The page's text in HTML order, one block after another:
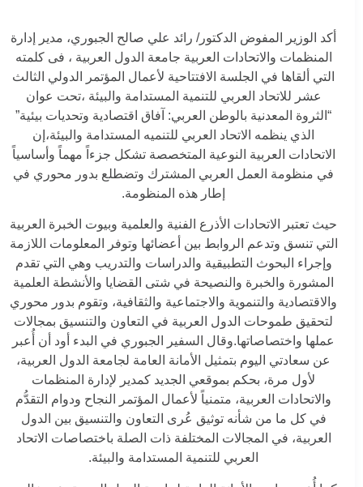
أكد الوزير المفوض الدكتور/ رائد علي صالح الجبوري، مدير إدارة
المنظمات والاتحادات العربية جامعة الدول العربية ، فى كلمته
التي ألقاها في الجلسة الافتتاحية لأعمال المؤتمر الدولي الثالث
عشر للاتحاد العربي للتنمية المستدامة والبيئة ،تحت عوان
“الثروة المعدنية بالوطن العربي: آفاق اقتصادية وتحديات بيئية”
الذي ينظمه الاتحاد العربي للتنميه المستدامة والبيئة،إن
الاتحادات العربية النوعية المتخصصة تشكل جزءاً مهماً وأساسياً
في منظومة العمل العربي المشترك وتضطلع بدور محوري في
إطار هذه المنظومة.
حيث تعتبر الاتحادات الأذرع الفنية والعلمية وبيوت الخبرة العربية
التي تنسق وتدعم الروابط بين أعضائها وتوفر المعلومات اللازمة
وإجراء البحوث التطبيقية والدراسات والتدريب وهي التي تقدم
المشورة والخبرة والنصيحة في شتى القضايا والأنشطة العلمية
والاقتصادية والتنموية والاجتماعية والثقافية، وتقوم بدور محوري
لتحقيق طموحات الدول العربية في التعاون والتنسيق بمجالات
عملها واختصاصاتها.وقال السفير الجبوري في البدء أود أن أُعبر
عن سعادتي اليوم بتمثيل الأمانة العامة لجامعة الدول العربية،
لأول مرة، بحكم بموقعي الجديد كمدير لإدارة المنظمات
والاتحادات العربية، متمنياً لأعمال المؤتمر النجاح ودوام التقدُّم
في كل ما من شأنه توثيق عُرى التعاون والتنسيق بين الدول
العربية، في المجالات المختلفة ذات الصلة باختصاصات الاتحاد
العربي للتنمية المستدامة والبيئة.